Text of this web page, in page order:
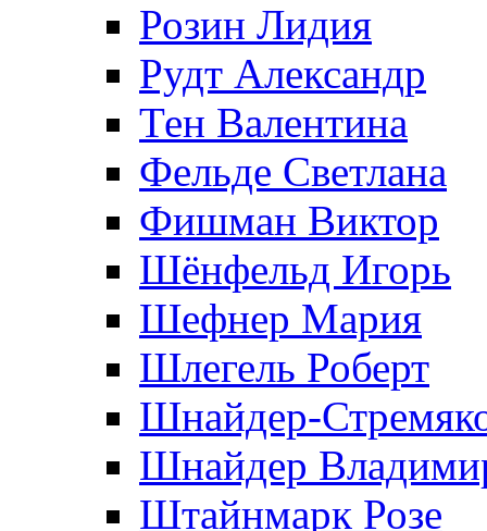
Розин Лидия
Рудт Александр
Тен Валентина
Фельде Светлана
Фишман Виктор
Шёнфельд Игорь
Шефнер Мария
Шлегель Роберт
Шнайдер-
Шнайдер
Штайнмарк Розe